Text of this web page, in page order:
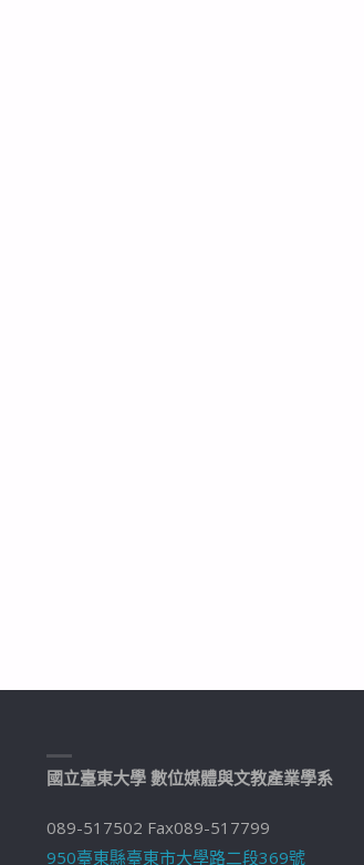
國立臺東大學 數位媒體與文教產業學系
089-517502 Fax089-517799
950臺東縣臺東市大學路二段369號